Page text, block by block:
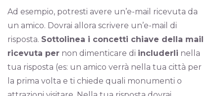
Ad esempio, potresti avere un’e-mail ricevuta da
un amico. Dovrai allora scrivere un’e-mail di
risposta. Sottolinea i concetti chiave della mail
ricevuta pernon dimenticare di includerli nella
tua risposta (es: un amico verrà nella tua città per
la prima volta e ti chiede quali monumenti o